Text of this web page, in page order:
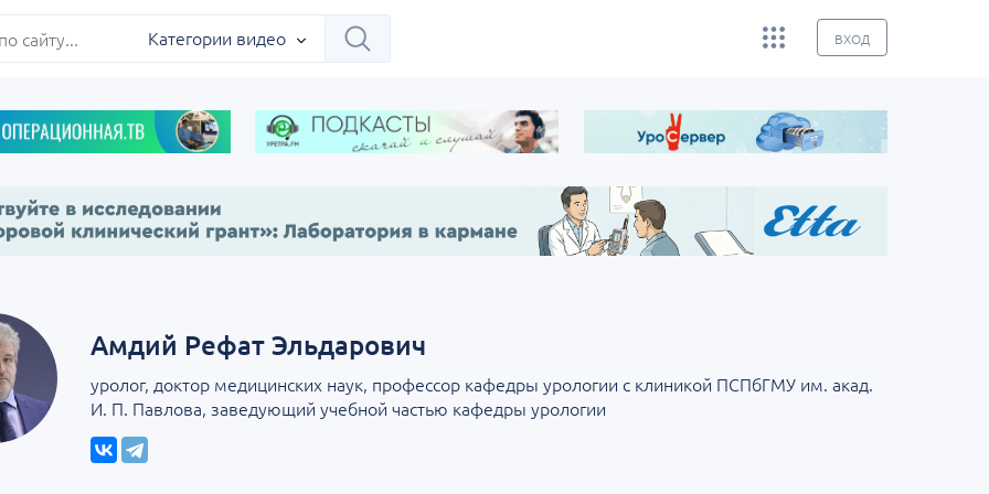
Категории видео ВХОД
Амдий Рефат Эльдарович
уролог, доктор медицинских наук, профессор кафедры урологии с клиникой ПСПбГМУ им. акад.
И. П. Павлова, заведующий учебной частью кафедры урологии